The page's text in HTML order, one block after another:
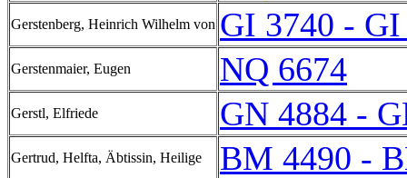
Gerstenberg, Heinrich Wilhelm von GI 3740 - GI
Gerstenmaier, Eugen NQ 6674
Gerstl, Elfriede GN 4884 -
Gertrud, Helfta, Äbtissin, Heilige BM 4490 -